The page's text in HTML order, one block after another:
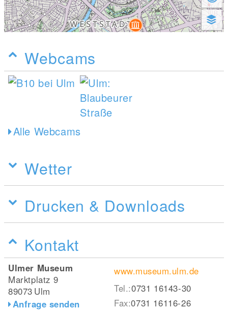
Webcams
Alle Webcams
Wetter
Drucken & Downloads
Kontakt
Ulmer Museum
Marktplatz 9
89073 Ulm
Anfrage senden
www.museum.ulm.de
Tel.:0731 16143-30
Fax:0731 16116-26